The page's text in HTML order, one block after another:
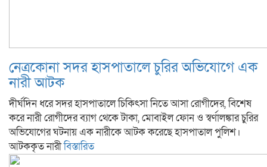
নেত্রকোনা সদর হাসপাতালে চুরির অভিযোগে এক
নারী আটক
দীর্ঘদিন ধরে সদর হাসপাতালে চিকিৎসা নিতে আসা রোগীদের, বিশেষ
করে নারী রোগীদের ব্যাগ থেকে টাকা, মোবাইল ফোন ও স্বর্ণালঙ্কার চুরির
অভিযোগের ঘটনায় এক নারীকে আটক করেছে হাসপাতাল পুলিশ।
আটককৃত নারীবিস্তারিত